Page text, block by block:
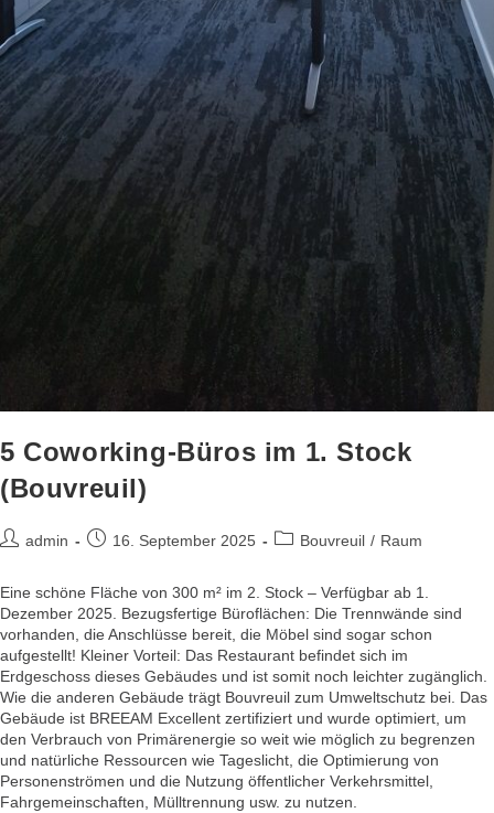
5 Coworking-Büros im 1. Stock
(Bouvreuil)
admin 16. September 2025 Bouvreuil / Raum
Eine schöne Fläche von 300 m² im 2. Stock – Verfügbar ab 1.
Dezember 2025. Bezugsfertige Büroflächen: Die Trennwände sind
vorhanden, die Anschlüsse bereit, die Möbel sind sogar schon
aufgestellt! Kleiner Vorteil: Das Restaurant befindet sich im
Erdgeschoss dieses Gebäudes und ist somit noch leichter zugänglich.
Wie die anderen Gebäude trägt Bouvreuil zum Umweltschutz bei. Das
Gebäude ist BREEAM Excellent zertifiziert und wurde optimiert, um
den Verbrauch von Primärenergie so weit wie möglich zu begrenzen
und natürliche Ressourcen wie Tageslicht, die Optimierung von
Personenströmen und die Nutzung öffentlicher Verkehrsmittel,
Fahrgemeinschaften, Mülltrennung usw. zu nutzen.